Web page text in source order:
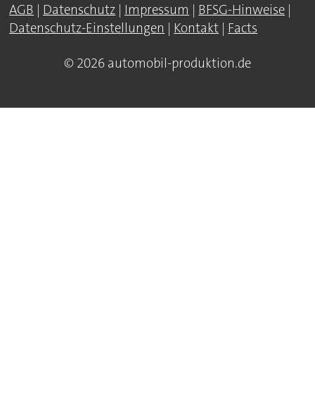
AGB | Datenschutz | Impressum | BFSG-Hinweise |
Datenschutz-Einstellungen | Kontakt | Facts
© 2026 automobil-produktion.de